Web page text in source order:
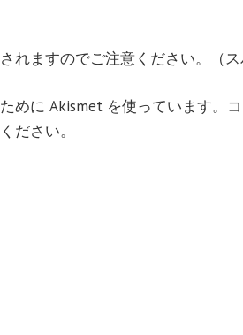
れますのでご注意ください。（ス
めに Akismet を使っています。
ださい。